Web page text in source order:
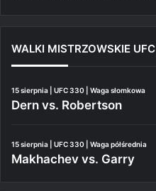
WALKI MISTRZOWSKIE UFC
15 sierpnia | UFC 330 | Waga słomkowa
Dern vs. Robertson
15 sierpnia | UFC 330 | Waga półśrednia
Makhachev vs. Garry